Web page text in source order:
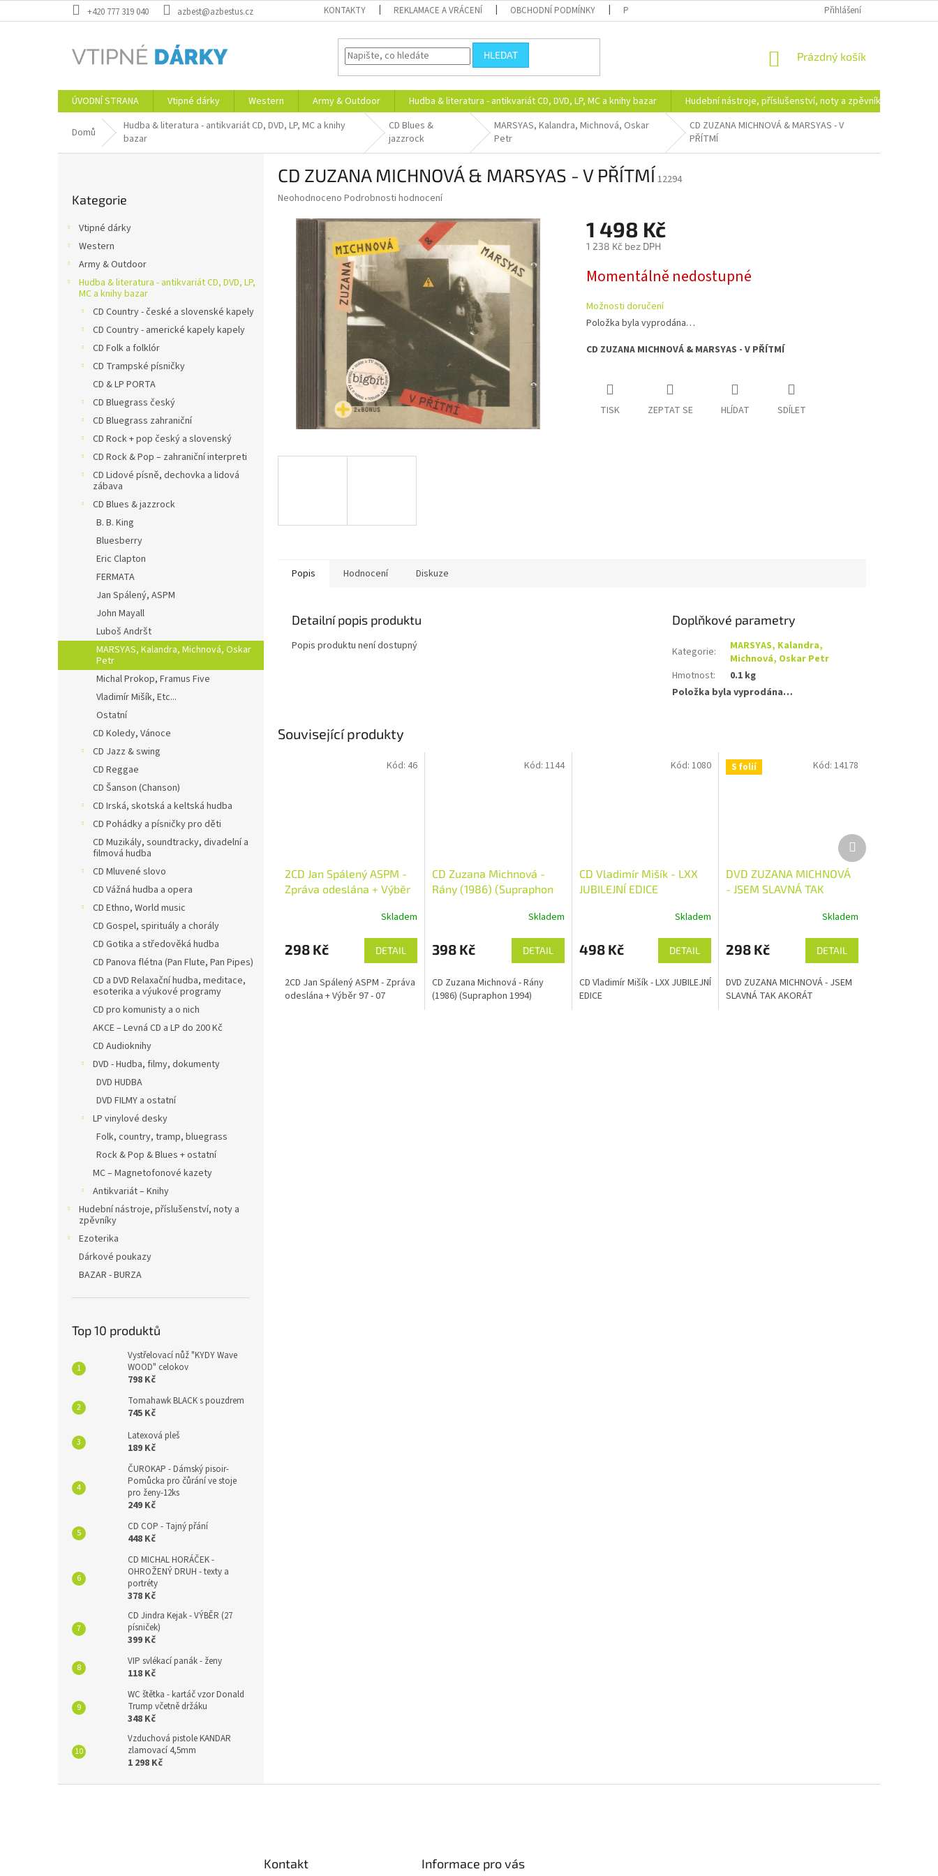
na
+420 777 319 040 azbest@azbestus.cz KONTAKTY REKLAMACE A VRÁCENÍ OBCHODNÍ PODMÍNKY PODMÍNKY OCHRANY OSOBNÍCH ÚDAJŮ DOPRAVA A PLATBA
Přihlášení
HLEDAT
NÁKUPNÍ
Prázdný košík
ÚVODNÍ STRANA Vtipné dárky Western Army & Outdoor Hudba & literatura - antikvariát CD, DVD, LP, MC a knihy bazar Hudební nástroje, příslušenství, noty a zpěvníky
Domů
Hudba & literatura - antikvariát CD, DVD, LP, MC a knihy
bazar
CD Blues &
jazzrock
MARSYAS, Kalandra, Michnová, Oskar
Petr
CD ZUZANA MICHNOVÁ & MARSYAS - V
PŘÍTMÍ
kategorie
Kategorie
Vtipné dárky
Western
Army & Outdoor
Hudba & literatura - antikvariát CD, DVD, LP,
MC a knihy bazar
CD Country - české a slovenské kapely
CD Country - americké kapely kapely
CD Folk a folklór
CD Trampské písničky
CD & LP PORTA
CD Bluegrass český
CD Bluegrass zahraniční
CD Rock + pop český a slovenský
CD Rock & Pop – zahraniční interpreti
CD Lidové písně, dechovka a lidová
zábava
CD Blues & jazzrock
B. B. King
Bluesberry
Eric Clapton
FERMATA
Jan Spálený, ASPM
John Mayall
Luboš Andršt
MARSYAS, Kalandra, Michnová, Oskar
Petr
Michal Prokop, Framus Five
Vladimír Mišík, Etc...
Ostatní
CD Koledy, Vánoce
CD Jazz & swing
CD Reggae
CD Šanson (Chanson)
CD Irská, skotská a keltská hudba
CD Pohádky a písničky pro děti
CD Muzikály, soundtracky, divadelní a
filmová hudba
CD Mluvené slovo
CD Vážná hudba a opera
CD Ethno, World music
CD Gospel, spirituály a chorály
CD Gotika a středověká hudba
CD Panova flétna (Pan Flute, Pan Pipes)
CD a DVD Relaxační hudba, meditace,
esoterika a výukové programy
CD pro komunisty a o nich
AKCE – Levná CD a LP do 200 Kč
CD Audioknihy
DVD - Hudba, filmy, dokumenty
DVD HUDBA
DVD FILMY a ostatní
LP vinylové desky
Folk, country, tramp, bluegrass
Rock & Pop & Blues + ostatní
MC – Magnetofonové kazety
Antikvariát – Knihy
Hudební nástroje, příslušenství, noty a
zpěvníky
Ezoterika
Dárkové poukazy
BAZAR - BURZA
Top 10 produktů
Vystřelovací nůž "KYDY Wave
WOOD" celokov
798 Kč
Tomahawk BLACK s pouzdrem
745 Kč
Latexová pleš
189 Kč
ČUROKAP - Dámský pisoir-
Pomůcka pro čůrání ve stoje
pro ženy-12ks
249 Kč
CD COP - Tajný přání
448 Kč
CD MICHAL HORÁČEK -
OHROŽENÝ DRUH - texty a
portréty
378 Kč
CD Jindra Kejak - VÝBĚR (27
písniček)
399 Kč
VIP svlékací panák - ženy
118 Kč
WC štětka - kartáč vzor Donald
Trump včetně držáku
348 Kč
Vzduchová pistole KANDAR
zlamovací 4,5mm
1 298 Kč
CD ZUZANA MICHNOVÁ & MARSYAS - V PŘÍTMÍ 12294
Průměrné
produktu
hvězdiček.
Neohodnoceno Podrobnosti hodnocení
1 498 Kč
1 238 Kč bez DPH
cena:
Momentálně nedostupné
Možnosti doručení
Položka byla vyprodána…
CD ZUZANA MICHNOVÁ & MARSYAS - V PŘÍTMÍ
TISK ZEPTAT SE HLÍDAT SDÍLET
Popis Hodnocení Diskuze
Detailní popis produktu
Popis produktu není dostupný
Doplňkové parametry
Kategorie:
MARSYAS, Kalandra,
Michnová, Oskar Petr
Hmotnost:
0.1 kg
Položka byla vyprodána…
Související produkty
2CD Jan Spálený ASPM -
Zpráva odeslána + Výběr
Skladem
298 Kč DETAIL
2CD Jan Spálený ASPM - Zpráva
odeslána + Výběr 97 - 07
Kód: 46
CD Zuzana Michnová -
Rány (1986) (Supraphon
Skladem
398 Kč DETAIL
CD Zuzana Michnová - Rány
(1986) (Supraphon 1994)
Kód: 1144
CD Vladimír Mišík - LXX
JUBILEJNÍ EDICE
Skladem
498 Kč DETAIL
CD Vladimír Mišík - LXX JUBILEJNÍ
EDICE
Kód:1080 S folií
DVD ZUZANA MICHNOVÁ
- JSEM SLAVNÁ TAK
produktu
je
z
5
Skladem
298 Kč DETAIL
DVD ZUZANA MICHNOVÁ - JSEM
SLAVNÁ TAK AKORÁT
Kód: 14178
Další
produkt
Kontakt Informace pro vás